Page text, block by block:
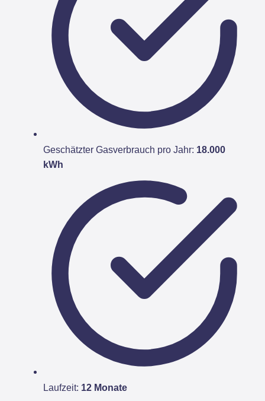
Geschätzter Gasverbrauch pro Jahr: 18.000
kWh
Laufzeit: 12 Monate